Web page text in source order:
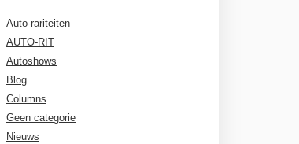
Auto-rariteiten
AUTO-RIT
Autoshows
Blog
Columns
Geen categorie
Nieuws